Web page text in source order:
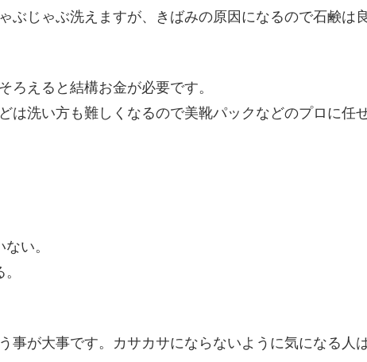
ぶじゃぶ洗えますが、きばみの原因になるので石鹸は
ろえると結構お金が必要です。
は洗い方も難しくなるので美靴パックなどのプロに任
い。
事が大事です。カサカサにならないように気になる人